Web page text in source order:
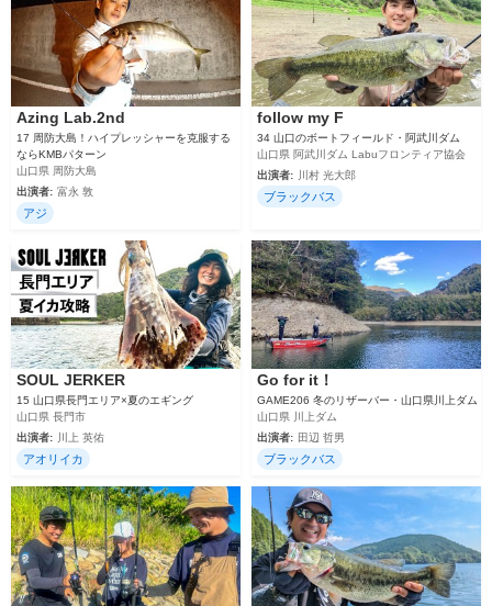
Azing Lab.2nd
17 周防大島！ハイプレッシャーを克服する
ならKMBパターン
山口県 周防大島
出演者: 富永 敦
アジ
follow my F
34 山口のボートフィールド・阿武川ダム
山口県 阿武川ダム Labuフロンティア協会
出演者:
川村 光大郎
ブラックバス
SOUL JERKER
15 山口県長門エリア×夏のエギング
山口県 長門市
出演者: 川上 英佑
アオリイカ
Go for it！
GAME206 冬のリザーバー・山口県川上ダム
山口県 川上ダム
出演者: 田辺 哲男
ブラックバス